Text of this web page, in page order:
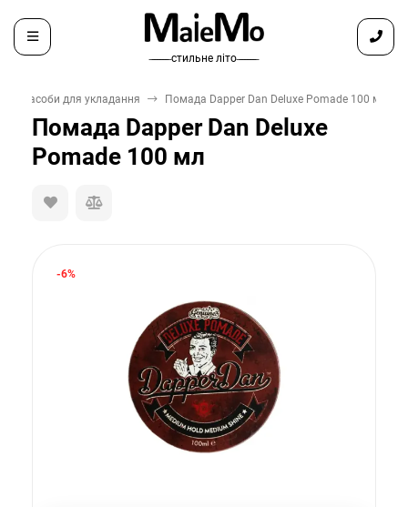
̶ ̶ ̶ ̶ ̶ ̶ ̶ стильне літо ̶ ̶ ̶ ̶ ̶ ̶ ̶
Засоби для укладання Помада Dapper Dan Deluxe Pomade 100 мл
Помада Dapper Dan Deluxe
Pomade 100 мл
-6%